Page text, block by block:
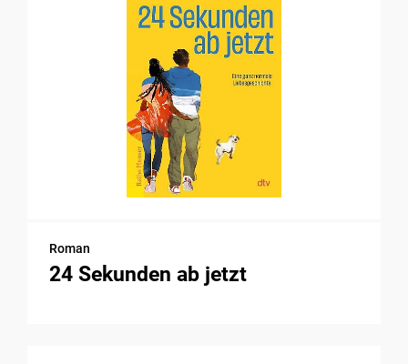
Roman
24 Sekunden ab jetzt